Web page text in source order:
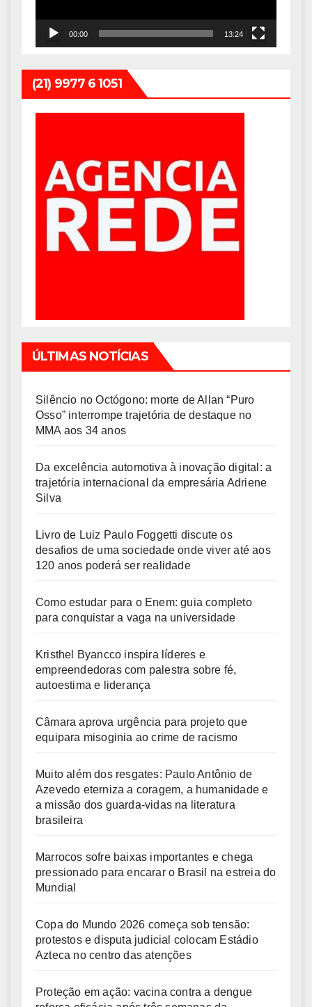
00:00 13:24
(21) 9977 6 1051
ÚLTIMAS NOTÍCIAS
Silêncio no Octógono: morte de Allan “Puro
Osso” interrompe trajetória de destaque no
MMA aos 34 anos
Da excelência automotiva à inovação digital: a
trajetória internacional da empresária Adriene
Silva
Livro de Luiz Paulo Foggetti discute os
desafios de uma sociedade onde viver até aos
120 anos poderá ser realidade
Como estudar para o Enem: guia completo
para conquistar a vaga na universidade
Kristhel Byancco inspira líderes e
empreendedoras com palestra sobre fé,
autoestima e liderança
Câmara aprova urgência para projeto que
equipara misoginia ao crime de racismo
Muito além dos resgates: Paulo Antônio de
Azevedo eterniza a coragem, a humanidade e
a missão dos guarda-vidas na literatura
brasileira
Marrocos sofre baixas importantes e chega
pressionado para encarar o Brasil na estreia do
Mundial
Copa do Mundo 2026 começa sob tensão:
protestos e disputa judicial colocam Estádio
Azteca no centro das atenções
Proteção em ação: vacina contra a dengue